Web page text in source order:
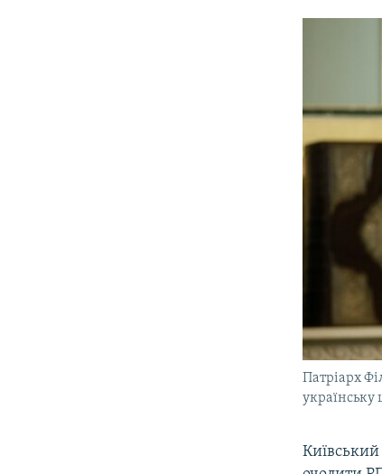
Патріарх
українську
​Київський